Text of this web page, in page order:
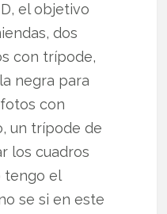
el objetivo
dos
con trípode,
negra para
con
un trípode de
los cuadros
tengo el
se si en este